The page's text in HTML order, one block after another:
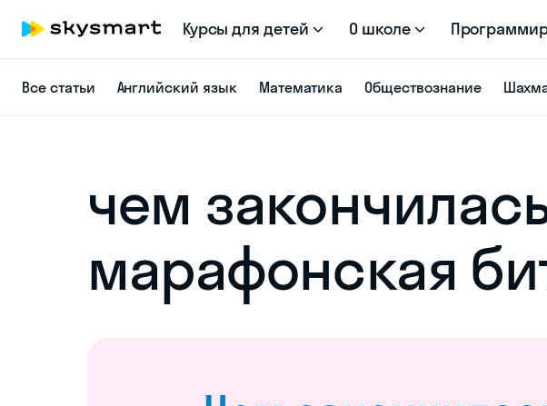
Курсы для детей О школе
Все статьи Английский язык Математика Обществознание
чем
марафонская